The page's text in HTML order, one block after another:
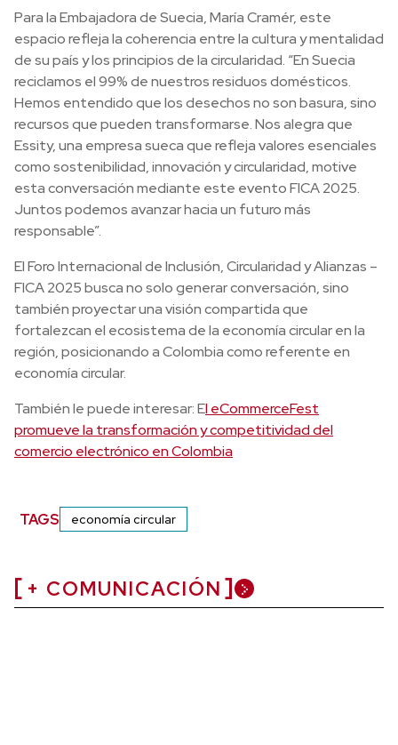
Para la Embajadora de Suecia, María Cramér, este
espacio refleja la coherencia entre la cultura y mentalidad
de su país y los principios de la circularidad. “En Suecia
reciclamos el 99% de nuestros residuos domésticos.
Hemos entendido que los desechos no son basura, sino
recursos que pueden transformarse. Nos alegra que
Essity, una empresa sueca que refleja valores esenciales
como sostenibilidad, innovación y circularidad, motive
esta conversación mediante este evento FICA 2025.
Juntos podemos avanzar hacia un futuro más
responsable”.
El Foro Internacional de Inclusión, Circularidad y Alianzas –
FICA 2025 busca no solo generar conversación, sino
también proyectar una visión compartida que
fortalezcan el ecosistema de la economía circular en la
región, posicionando a Colombia como referente en
economía circular.
También le puede interesar: El eCommerceFest
promueve la transformación y competitividad del
comercio electrónico en Colombia
TAGS economía circular
+ COMUNICACIÓN